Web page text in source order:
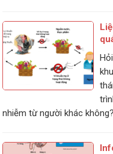
nhiễm từ người khác không?